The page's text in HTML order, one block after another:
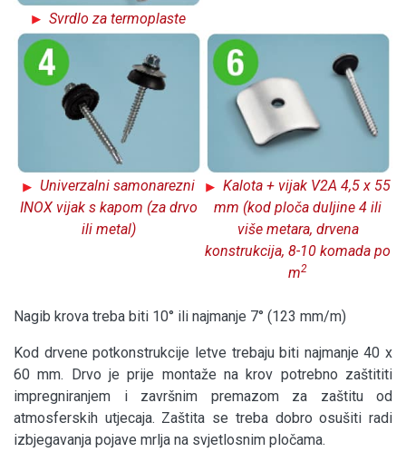
Svrdlo za termoplaste
Univerzalni samonarezni
INOX vijak s kapom (za drvo
ili metal)
Kalota + vijak V2A 4,5 x 55
mm (kod ploča duljine 4 ili
više metara, drvena
konstrukcija, 8-10 komada po
m2
Nagib krova treba biti 10° ili najmanje 7° (123 mm/m)
Kod drvene potkonstrukcije letve trebaju biti najmanje 40 x
60 mm. Drvo je prije montaže na krov potrebno zaštititi
impregniranjem i završnim premazom za zaštitu od
atmosferskih utjecaja. Zaštita se treba dobro osušiti radi
izbjegavanja pojave mrlja na svjetlosnim pločama.